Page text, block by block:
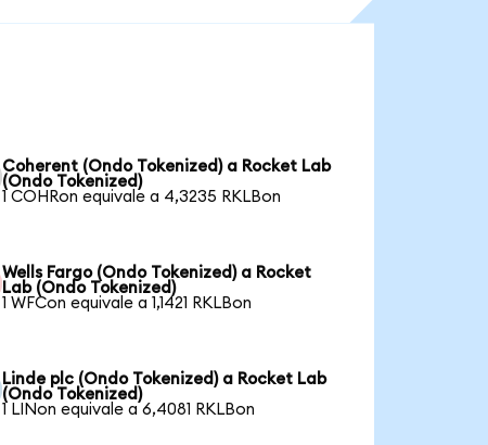
Coherent (Ondo Tokenized) a Rocket Lab
(Ondo Tokenized)
1 COHRon equivale a 4,3235 RKLBon
Wells Fargo (Ondo Tokenized) a Rocket
Lab (Ondo Tokenized)
1 WFCon equivale a 1,1421 RKLBon
Linde plc (Ondo Tokenized) a Rocket Lab
(Ondo Tokenized)
1 LINon equivale a 6,4081 RKLBon